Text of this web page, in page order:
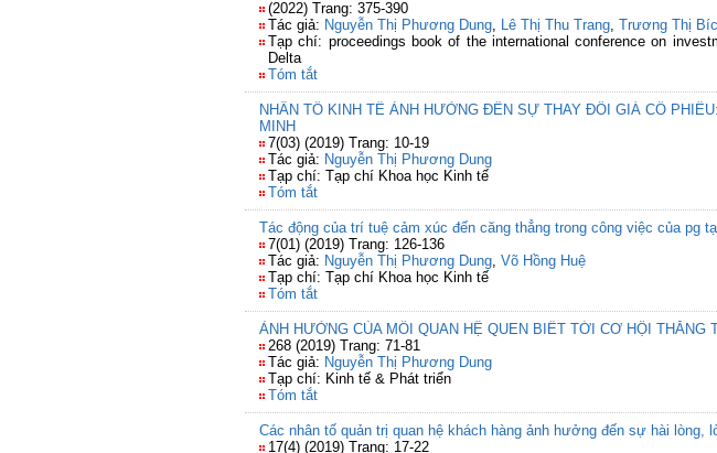
(2022) Trang: 375-390
Tác giả: Nguyễn Thị Phương Dung, Lê Thị Thu Trang, Trương Thị
Tạp chí: proceedings book of the international conference on
Delta
Tóm tắt
NHÂN TỐ KINH TẾ ẢNH HƯỞNG ĐẾN SỰ THAY ĐỔI GIÁ CỔ
MINH
7(03) (2019) Trang: 10-19
Tác giả: Nguyễn Thị Phương Dung
Tạp chí: Tạp chí Khoa học Kinh tế
Tóm tắt
Tác động của trí tuệ cảm xúc đến căng thẳng trong công việc của pg
7(01) (2019) Trang: 126-136
Tác giả: Nguyễn Thị Phương Dung, Võ Hồng Huệ
Tạp chí: Tạp chí Khoa học Kinh tế
Tóm tắt
ẢNH HƯỞNG CỦA MỐI QUAN HỆ QUEN BIẾT TỚI CƠ HỘI
268 (2019) Trang: 71-81
Tác giả: Nguyễn Thị Phương Dung
Tạp chí: Kinh tế & Phát triển
Tóm tắt
Các nhân tố quản trị quan hệ khách hàng ảnh hưởng đến sự hài
17(4) (2019) Trang: 17-22